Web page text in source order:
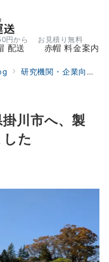
円から お見積り無料
配送 赤帽 料金案内
研究機関・企業向け配送
川市へ、製
た